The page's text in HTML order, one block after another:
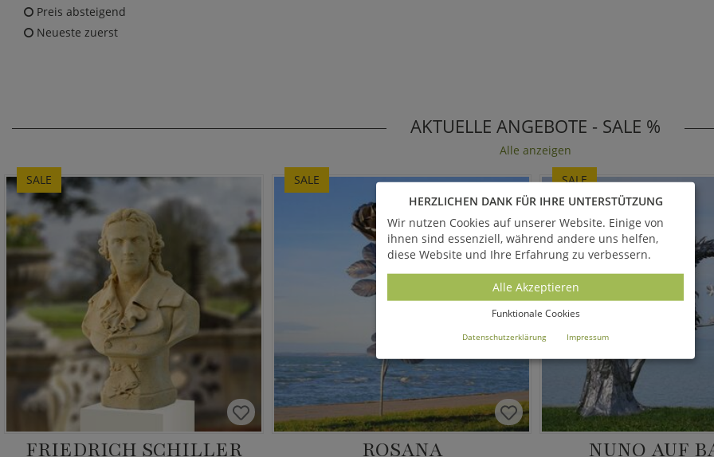
Preis absteigend
Neueste zuerst
AKTUELLE ANGEBOTE - SALE %
Alle anzeigen
SALE
FRIEDRICH SCHILLER
SALE
ROSANA
SALE
NUNO AUF
HERZLICHEN DANK FÜR IHRE UNTERSTÜTZUNG
Wir nutzen Cookies auf unserer Website. Einige von
ihnen sind essenziell, während andere uns helfen,
diese Website und Ihre Erfahrung zu verbessern.
Alle Akzeptieren
Funktionale Cookies
Datenschutzerklärung Impressum